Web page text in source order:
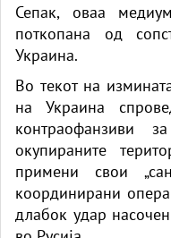
Сепак, оваа
поткопана од
Украина.
Во текот на
на Украина
контраофанзиви
окупираните
примени свои
координирани
длабок удар